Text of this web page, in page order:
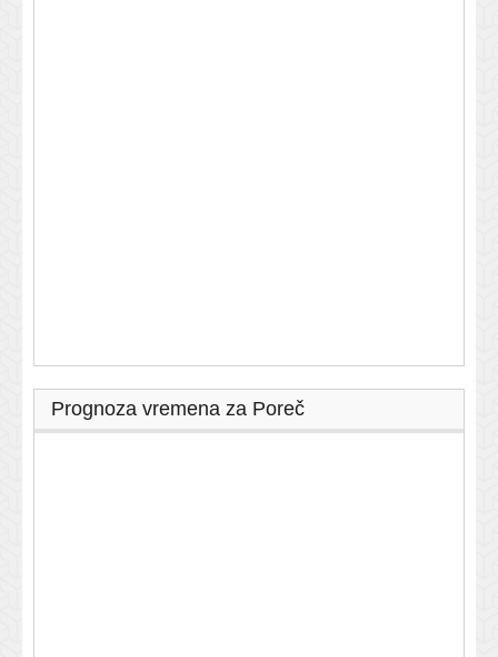
Prognoza vremena za Poreč